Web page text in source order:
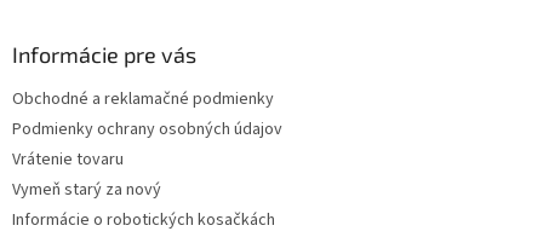
Informácie pre vás
Obchodné a reklamačné podmienky
Podmienky ochrany osobných údajov
Vrátenie tovaru
Vymeň starý za nový
Informácie o robotických kosačkách